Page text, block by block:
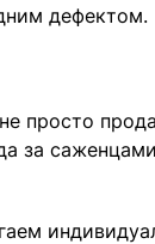
дефектом.
просто
за